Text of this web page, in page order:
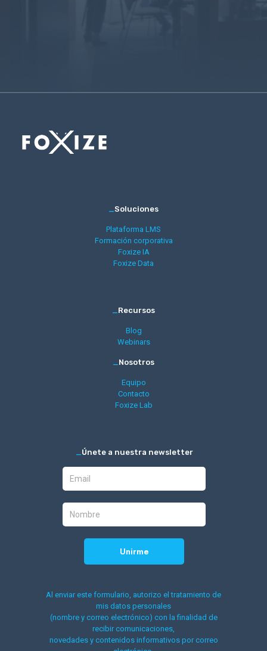
Soluciones
Plataforma LMS
Formación corporativa
Foxize IA
Foxize Data
Recursos
Blog
Webinars
Nosotros
Equipo
Contacto
Foxize Lab
Únete a nuestra newsletter
Al enviar este formulario, autorizo el tratamiento de
mis datos personales
(nombre y correo electrónico) con la finalidad de
recibir comunicaciones,
novedades y contenidos informativos por correo